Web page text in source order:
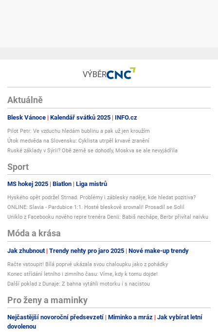
VÝBĚR
Aktuálně
Blesk Vánoce Kalendář svátků 2025 INFO.cz
Pilot Petr: Ve vzduchu hledám bublinu a pak už jen kroužím
Útok medvěda na Slovensku: Cyklista utrpěl krvavé zranění
Ruské základy v Sýrii? Obě země se dohodly, Moskva se ale nevyjádřila
Sport
MS hokej 2025 Biatlon Liga mistrů
Hyského opět podržel Strnad. Problémy i záblesky naděje, kde hledat pozitiva?
ONLINE: Slavia - Pardubice 1:1. Hosté bleskově srovnali! Prosadil se Solil
Uniklo z Facebooku nového repre trenéra Denii: Babiš nechápe, Berbr přivítal naivku
Móda a krása
Jak zhubnout Trendy nehty pro jaro 2025 Nové make-up trendy
Račte vstoupit! Bílá poprvé ukázala svou chaloupku jako z pohádky
Konec střídání letního i zimního času: Víme, kdy k tomu dojde!
Další poklad z Dunaje: Z bahna vytáhli motorku i s nacistou
Pro ženy a maminky
Nejčastější novoroční předsevzetí Miminko a mráz Jak vybírat letní
dovolenou